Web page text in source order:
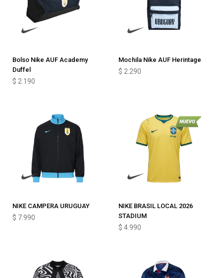
Bolso Nike AUF Academy
Duffel
$ 2.190
Mochila Nike AUF Herintage
$ 2.290
NIKE CAMPERA URUGUAY
$ 7.990
NIKE BRASIL LOCAL 2026
STADIUM
$ 4.990